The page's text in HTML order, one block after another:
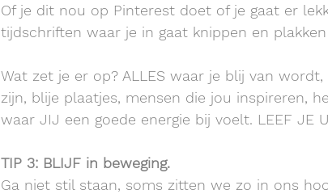
Of je dit nou op Pinterest doet of je gaat er
tijdschriften waar je in gaat knippen en
Wat zet je er op? ALLES waar je blij van
zijn, blije plaatjes, mensen die jou inspireren,
waar JIJ een goede energie bij voelt. LEEF JE
TIP 3: BLIJF in beweging.
Ga niet stil staan, soms zitten we zo in ons